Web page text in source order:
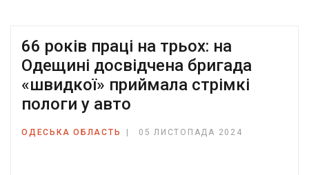
66 років праці на трьох: на
Одещині досвідчена бригада
«швидкої» приймала стрімкі
пологи у авто
ОДЕСЬКА ОБЛАСТЬ 05 ЛИСТОПАДА 2024